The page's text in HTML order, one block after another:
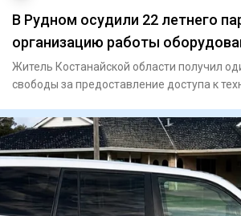
В Рудном осудили 22 летнего
организацию работы
Житель Костанайской области получил
свободы за предоставление доступа к